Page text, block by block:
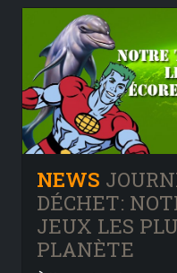
NEWS
DÉCHET:
JEUX LES
PLANÈTE